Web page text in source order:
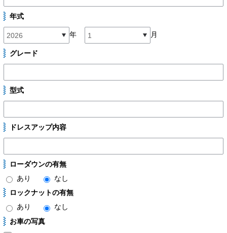
年式
月
グレード
型式
ドレスアップ内容
ローダウンの有無
あり
なし
ロックナットの有無
あり
なし
お車の写真